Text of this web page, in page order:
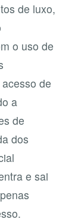
de luxo,
o uso de
de
a
de
dos
e sai